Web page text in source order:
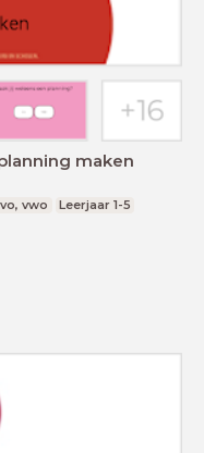
maken
vwo Leerjaar 1-5